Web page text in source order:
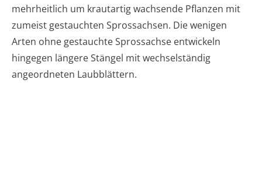
mehrheitlich um krautartig wachsende Pflanzen mit
zumeist gestauchten Sprossachsen. Die wenigen
Arten ohne gestauchte Sprossachse entwickeln
hingegen längere Stängel mit wechselständig
angeordneten Laubblättern.